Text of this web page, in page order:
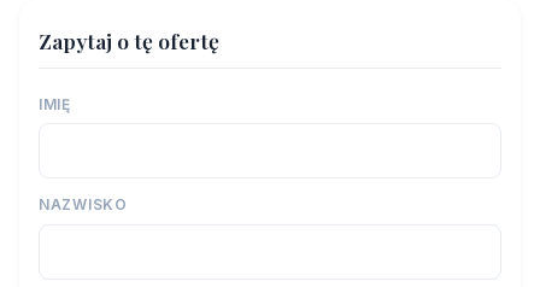
Zapytaj o tę ofertę
IMIĘ
NAZWISKO